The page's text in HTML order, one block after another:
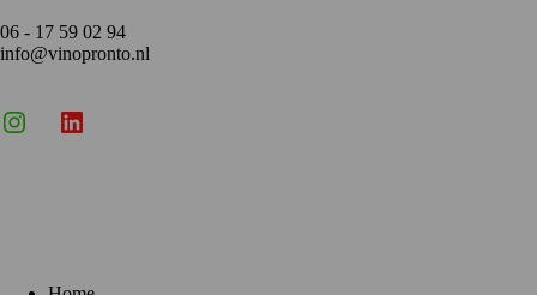
06 - 17 59 02 94
info@vinopronto.nl
InstagramLinkedIn